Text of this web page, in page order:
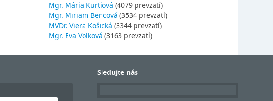
Mgr. Mária Kurtiová (4079 prevzatí)
Mgr. Miriam Bencová (3534 prevzatí)
MVDr. Viera Košická (3344 prevzatí)
Mgr. Eva Volková (3163 prevzatí)
Sledujte nás